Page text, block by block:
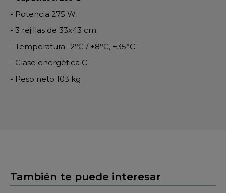
- Potencia 275 W.
- 3 rejillas de 33x43 cm.
- Temperatura -2°C / +8°C, +35°C.
- Clase energética C
- Peso neto 103 kg
También te puede interesar